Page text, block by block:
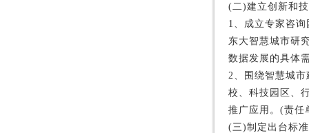
(二)建立创新和
1、成立专家咨
东大智慧城市研
数据发展的具体
2、围绕智慧城
校、科技园区、
推广应用。(责任
(三)制定出台标